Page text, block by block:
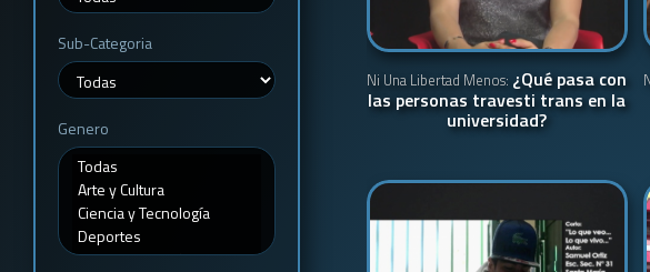
Ni Una Libertad Menos: ¿Qué pasa con
las personas travesti trans en la
universidad?
Sub-Categoria
Genero